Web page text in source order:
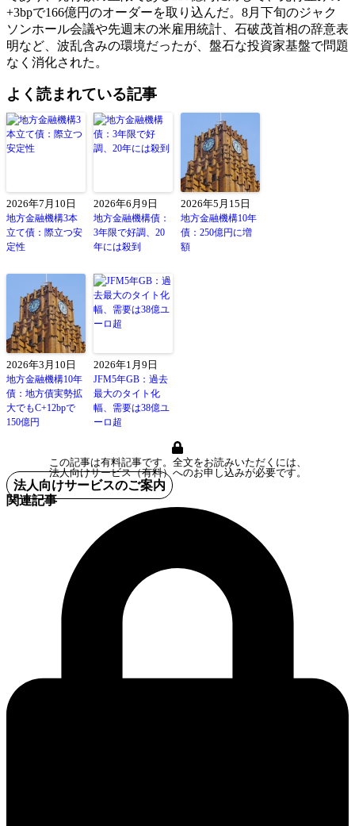
+3bpで166億円のオーダーを取り込んだ。8月下旬のジャク
ソンホール会議や先週末の米雇用統計、石破茂首相の辞意表
明など、波乱含みの環境だったが、盤石な投資家基盤で問題
なく消化された。
よく読まれている記事
2026年7月10日
地方金融機構3本
立て債：際立つ安
定性
2026年6月9日
地方金融機構債：
3年限で好調、20
年には殺到
2026年5月15日
地方金融機構10年
債：250億円に増
額
2026年3月10日
地方金融機構10年
債：地方債実勢拡
大でもC+12bpで
150億円
2026年1月9日
JFM5年GB：過去
最大のタイト化
幅、需要は38億ユ
ーロ超
この記事は有料記事です。全文をお読みいただくには、
法人向けサービス（有料）へのお申し込みが必要です。
法人向けサービスのご案内
関連記事